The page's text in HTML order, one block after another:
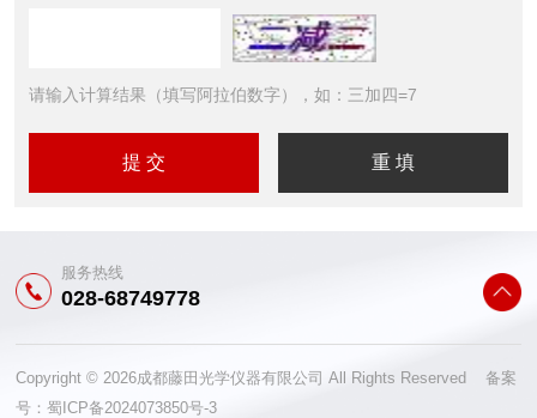
请输入计算结果（填写阿拉伯数字），如：三加四=7
服务热线
028-68749778
Copyright © 2026成都藤田光学仪器有限公司 All Rights Reserved 备案
号：蜀ICP备2024073850号-3